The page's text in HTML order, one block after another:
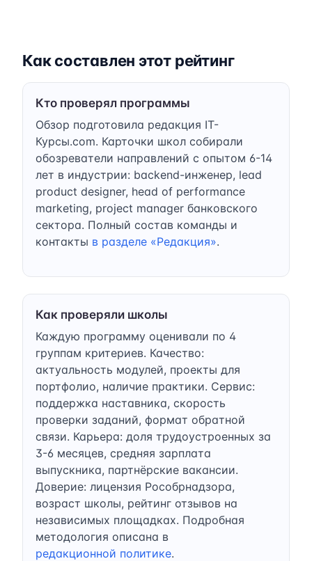
Как составлен этот рейтинг
Кто проверял программы
Обзор подготовила редакция IT-
Курсы.com. Карточки школ собирали
обозреватели направлений с опытом 6-14
лет в индустрии: backend-инженер, lead
product designer, head of performance
marketing, project manager банковского
сектора. Полный состав команды и
контакты в разделе «Редакция».
Как проверяли школы
Каждую программу оценивали по 4
группам критериев. Качество:
актуальность модулей, проекты для
портфолио, наличие практики. Сервис:
поддержка наставника, скорость
проверки заданий, формат обратной
связи. Карьера: доля трудоустроенных за
3-6 месяцев, средняя зарплата
выпускника, партнёрские вакансии.
Доверие: лицензия Рособрнадзора,
возраст школы, рейтинг отзывов на
независимых площадках. Подробная
методология описана в
редакционной политике.